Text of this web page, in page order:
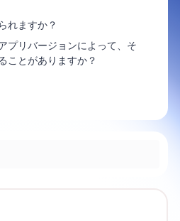
れますか？
プリバージョンによって、そ
ことがありますか？